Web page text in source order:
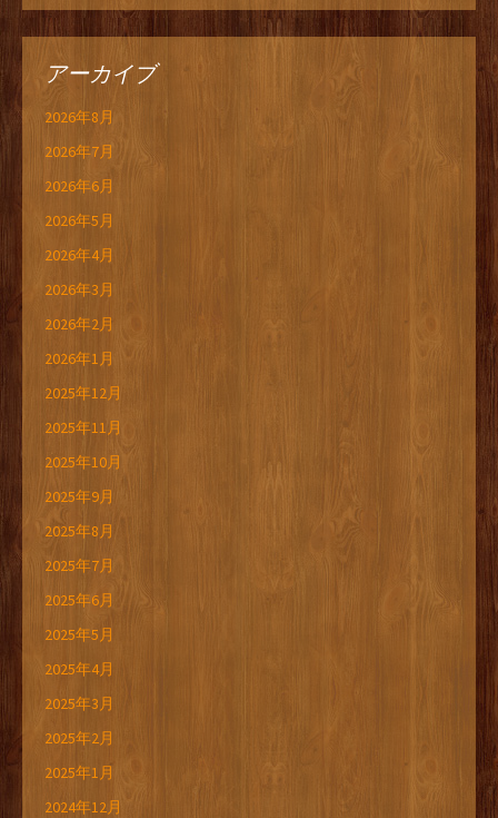
アーカイブ
2026年8月
2026年7月
2026年6月
2026年5月
2026年4月
2026年3月
2026年2月
2026年1月
2025年12月
2025年11月
2025年10月
2025年9月
2025年8月
2025年7月
2025年6月
2025年5月
2025年4月
2025年3月
2025年2月
2025年1月
2024年12月